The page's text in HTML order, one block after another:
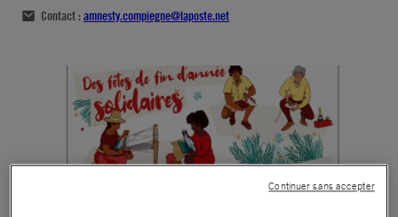
Contact :amnesty.compiegne@laposte.net
Continuer sans accepter